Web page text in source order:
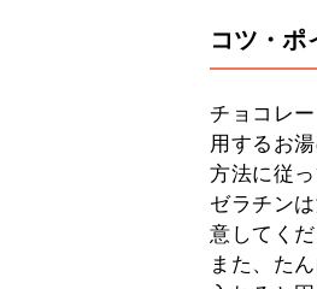
コツ・ポ
チョコレ
用するお
方法に従っ
ゼラチン
意してくだ
また、た